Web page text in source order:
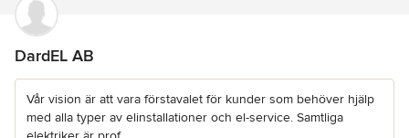
DardEL AB
Vår vision är att vara förstavalet för kunder som behöver hjälp
med alla typer av elinstallationer och el-service. Samtliga